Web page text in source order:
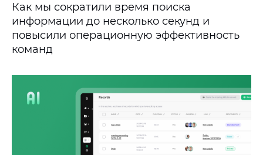
Как мы сократили время поиска
информации до несколько секунд и
повысили операционную эффективность
команд